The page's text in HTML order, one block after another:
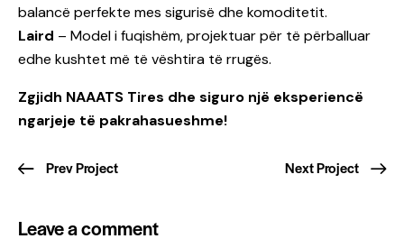
balancë perfekte mes sigurisë dhe komoditetit.
Laird – Model i fuqishëm, projektuar për të përballuar
edhe kushtet më të vështira të rrugës.
Zgjidh NAAATS Tires dhe siguro një eksperiencë
ngarjeje të pakrahasueshme!
Prev Project Next Project
Leave a comment